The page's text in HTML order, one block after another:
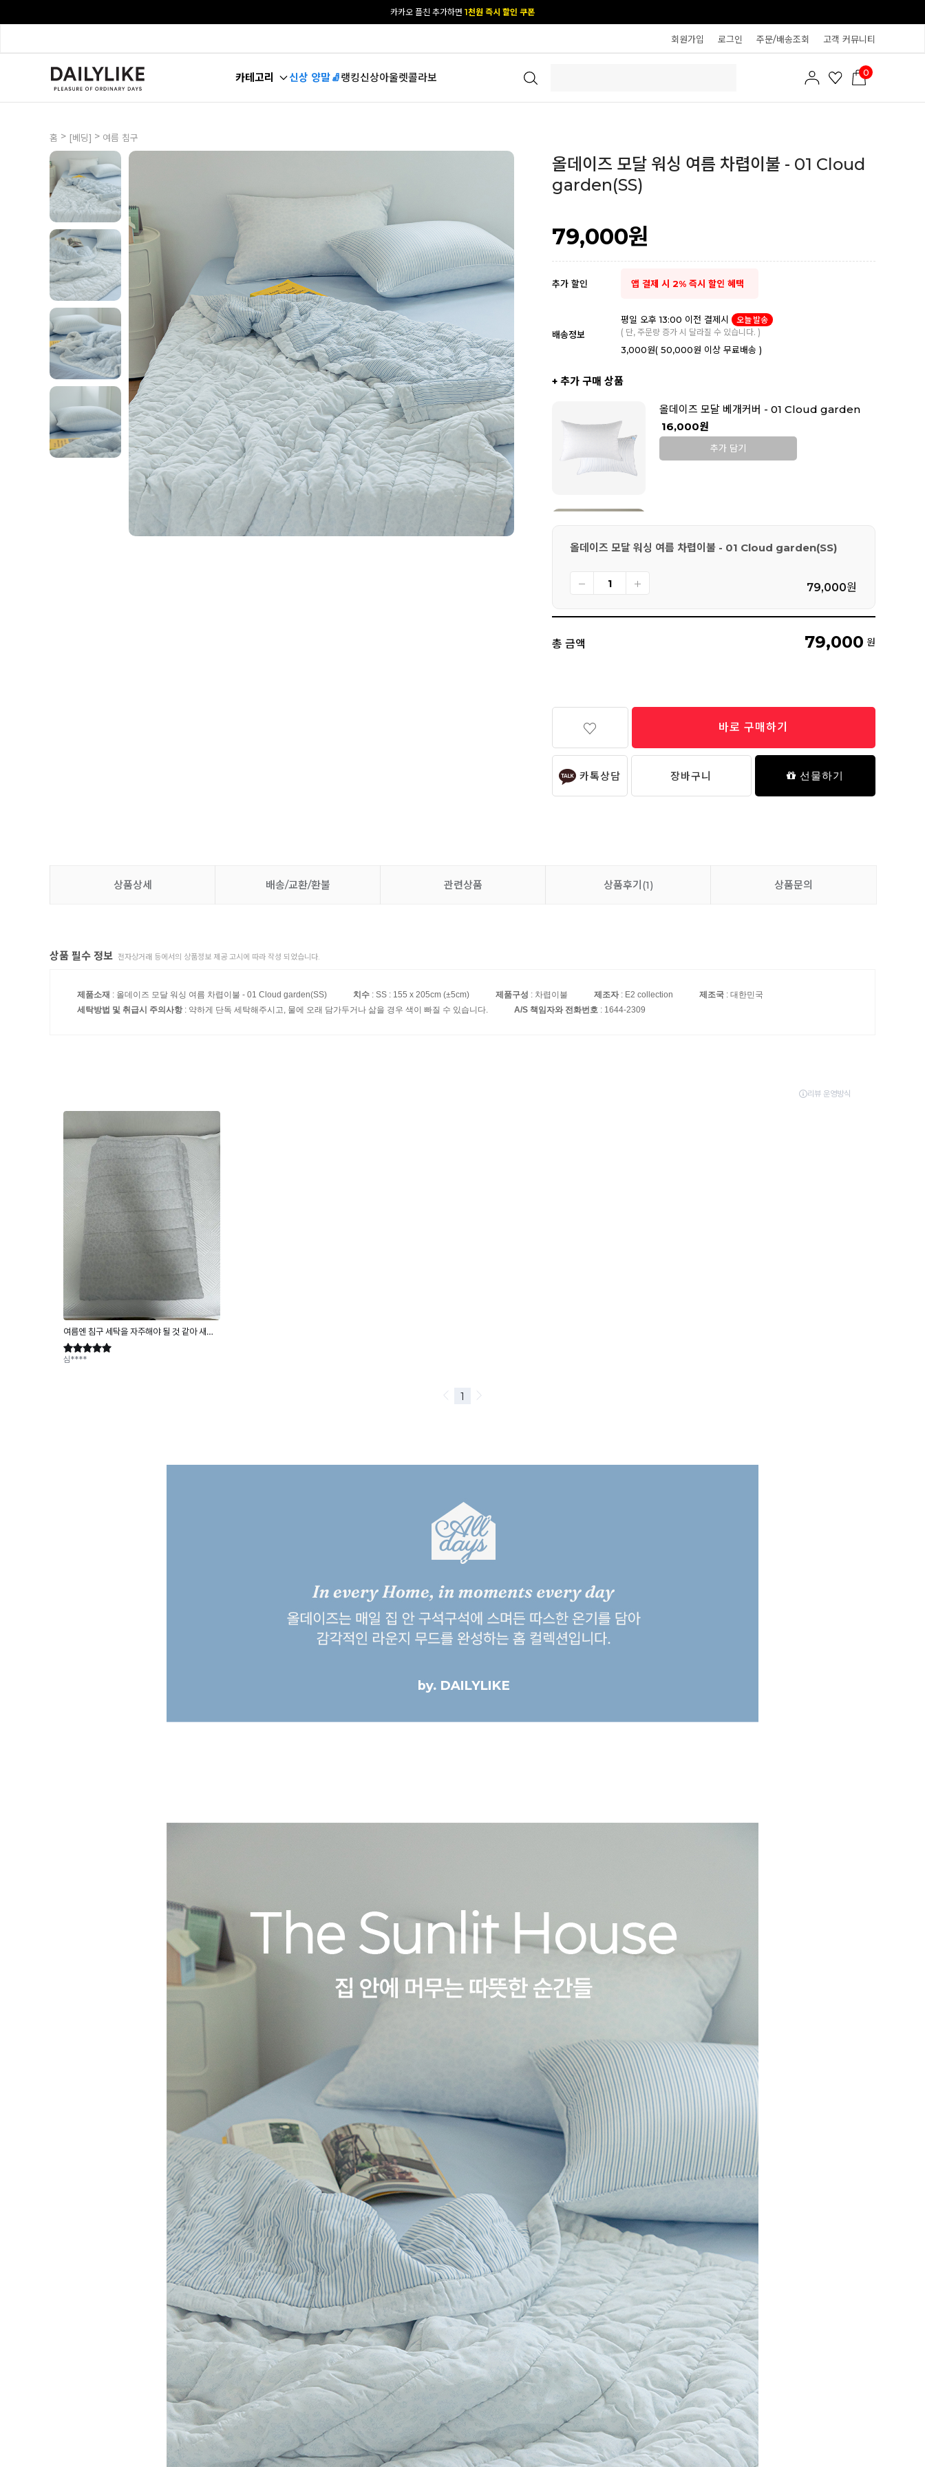
[공식몰 단독] 앱 다운받고2% 결제 할인 받기
회원가입 로그인 주문/배송조회 고객 커뮤니티
카테고리 신상 양말🧦랭킹신상아울렛콜라보 0
홈 > [베딩] > 여름 침구
올데이즈 모달 워싱 여름 차렵이불 - 01 Cloud
garden(SS)
79,000원
추가 할인 앱 결제 시 2% 즉시 할인 혜택
배송정보
평일 오후 13:00 이전 결제시
오늘 발송
( 단, 주문량 증가 시 달라질 수 있습니다. )
3,000원( 50,000원 이상 무료배송 )
+ 추가 구매 상품
올데이즈 모달 베개커버 - 01 Cloud garden
16,000원
추가 담기
올데이즈 모달 워싱 여름 차렵이불 - 01 Cloud garden(SS)
79,000원
총 금액 79,000 원
바로 구매하기
카톡상담 장바구니 선물하기
상품상세 배송/교환/환불 관련상품 상품후기(1) 상품문의
상품 필수 정보 전자상거래 등에서의 상품정보 제공 고시에 따라 작성 되었습니다.
제품소재 : 올데이즈 모달 워싱 여름 차렵이불 - 01 Cloud garden(SS) 치수 : SS : 155 x 205cm (±5cm) 제품구성 : 차렵이불 제조자: E2 collection 제조국 : 대한민국
세탁방법 및 취급시 주의사항: 약하게 단독 세탁해주시고, 물에 오래 담가두거나 삶을 경우 색이 빠질 수 있습니다. A/S 책임자와 전화번호 : 1644-2309